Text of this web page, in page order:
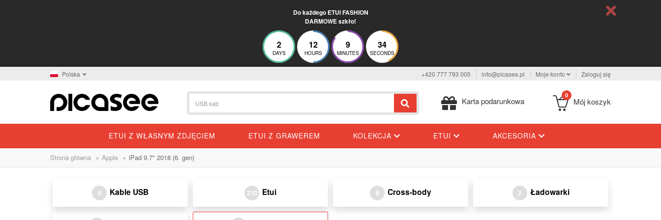
Do każdego ETUI FASHION
DARMOWE szkło!
2
DAYS
12
HOURS
9
MINUTES
34
SECONDS
Polska +420 777 793 005 info@picasee.pl Moje konto Zaloguj się
Karta podarunkowa
0
Mój koszyk
ETUI Z WŁASNYM ZDJĘCIEM ETUI Z GRAWEREM KOLEKCJA ETUI AKCESORIA
Strona główna » Apple » iPad 9.7" 2018 (6. gen)
6 Kable USB 210 Etui 6 Cross-body 2 Ładowarki